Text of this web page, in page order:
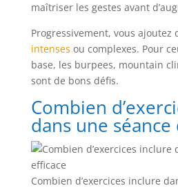
maîtriser les gestes avant
Progressivement, vous ajoutez
intenses ou complexes. Pour
base, les burpees, mountain
sont de bons défis.
Combien
dans une séance
Combien d’exercices inclure